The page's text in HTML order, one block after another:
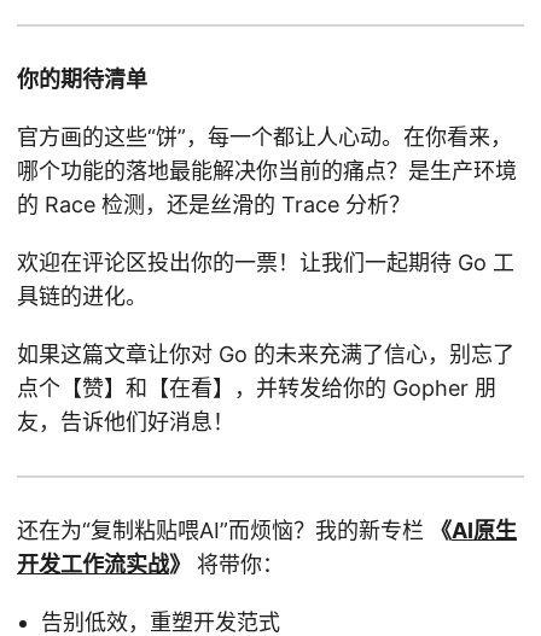
你的期待清单
官方画的这些“饼”，每一个都让人心动。在你看来，
哪个功能的落地最能解决你当前的痛点？是生产环境
的 Race 检测，还是丝滑的 Trace 分析？
欢迎在评论区投出你的一票！让我们一起期待 Go 工
具链的进化。
如果这篇文章让你对 Go 的未来充满了信心，别忘了
点个【赞】和【在看】，并转发给你的 Gopher 朋
友，告诉他们好消息！
还在为“复制粘贴喂AI”而烦恼？我的新专栏 《AI原生
开发工作流实战》 将带你：
告别低效，重塑开发范式